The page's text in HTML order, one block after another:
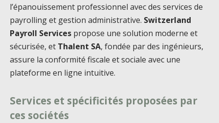
l’épanouissement professionnel avec des services de
payrolling et gestion administrative. Switzerland
Payroll Services propose une solution moderne et
sécurisée, et Thalent SA, fondée par des ingénieurs,
assure la conformité fiscale et sociale avec une
plateforme en ligne intuitive.
Services et spécificités proposées par
ces sociétés